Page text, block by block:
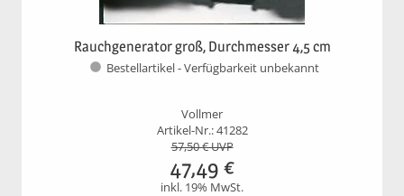
Rauchgenerator groß, Durchmesser 4,5 cm
Bestellartikel - Verfügbarkeit unbekannt
Vollmer
Artikel-Nr.: 41282
57,50€ UVP
47,49 €
inkl. 19% MwSt.